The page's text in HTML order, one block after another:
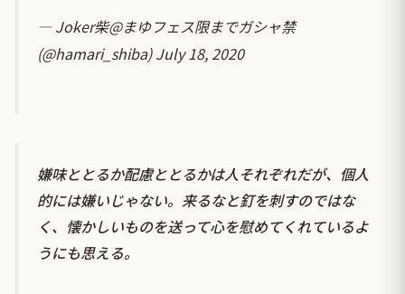
— Joker柴@まゆフェス限までガシャ禁
(@hamari_shiba)July 18, 2020
嫌味ととるか配慮ととるかは人それぞれだが、個人
的には嫌いじゃない。来るなと釘を刺すのではな
く、懐かしいものを送って心を慰めてくれているよ
うにも思える。